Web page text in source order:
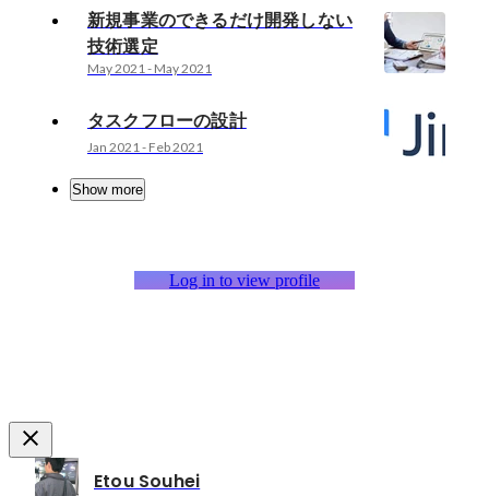
新規事業のできるだけ開発しない
技術選定
May 2021- May 2021
タスクフローの設計
Jan 2021- Feb 2021
Show more
Log in to view profile
Etou Souhei